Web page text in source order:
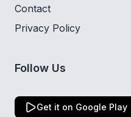
Contact
Privacy Policy
Follow Us
Get it on Google Play